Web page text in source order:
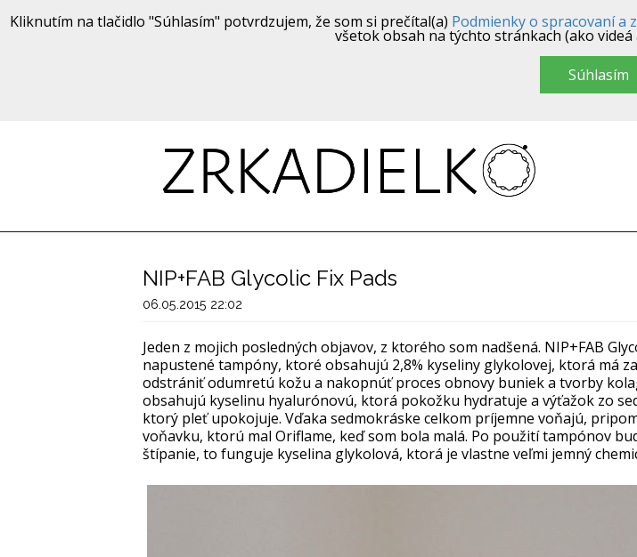
Kliknutím na tlačidlo "Súhlasím" potvrdzujem, že som si prečítal(a) Podmienky o spracovaní a
všetok obsah na týchto stránkach (ako
Súhlasím
NIP+FAB Glycolic Fix Pads
06.05.2015 22:02
Jeden z mojich posledných objavov, z ktorého som nadšená. NIP+FAB
napustené tampóny, ktoré obsahujú 2,8% kyseliny glykolovej, ktorá má
odstrániť odumretú kožu a nakopnúť proces obnovy buniek a tvorby
obsahujú kyselinu hyalurónovú, ktorá pokožku hydratuje a výťažok zo
ktorý pleť upokojuje. Vďaka sedmokráske celkom príjemne voňajú,
voňavku, ktorú mal Oriflame, keď som bola malá. Po použití tampónov
štípanie, to funguje kyselina glykolová, ktorá je vlastne veľmi jemný